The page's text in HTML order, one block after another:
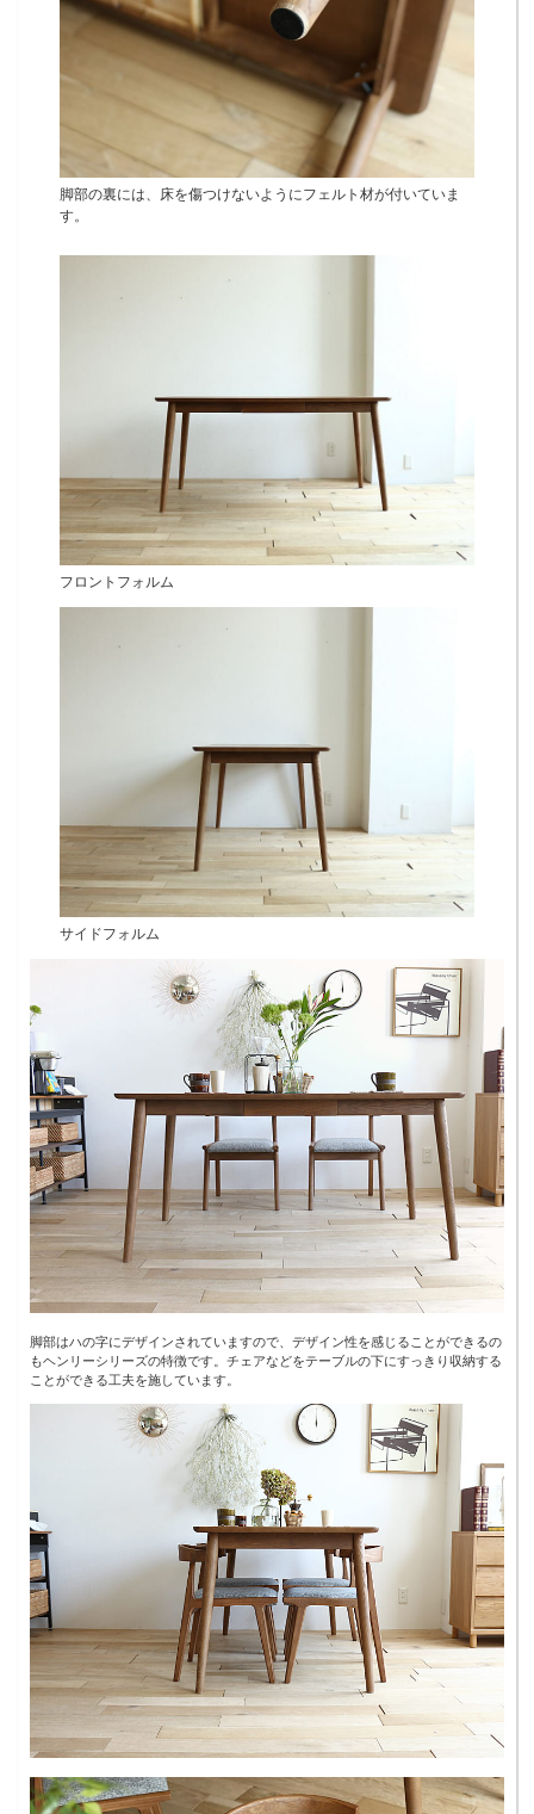
脚部の裏には、床を傷つけないようにフェルト材が付いていま
す。
フロントフォルム
サイドフォルム
脚部はハの字にデザインされていますので、デザイン性を感じることができるの
もヘンリーシリーズの特徴です。チェアなどをテーブルの下にすっきり収納する
ことができる工夫を施しています。